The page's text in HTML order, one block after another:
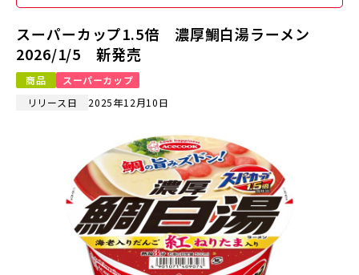
スーパーカップ1.5倍 濃厚鯛白湯ラーメン
2026/1/5 新発売
商品
スーパーカップ
リリース日
2025年12月10日